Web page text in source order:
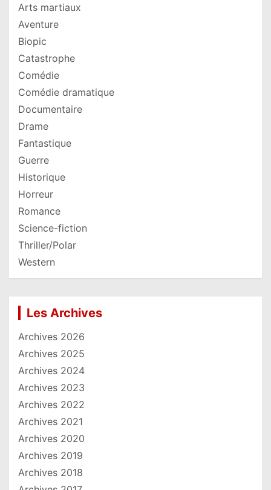
Arts martiaux
Aventure
Biopic
Catastrophe
Comédie
Comédie dramatique
Documentaire
Drame
Fantastique
Guerre
Historique
Horreur
Romance
Science-fiction
Thriller/Polar
Western
Les Archives
Archives 2026
Archives 2025
Archives 2024
Archives 2023
Archives 2022
Archives 2021
Archives 2020
Archives 2019
Archives 2018